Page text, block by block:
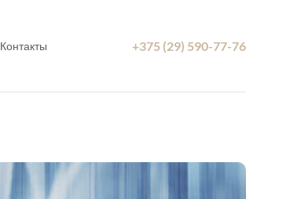
Контакты +375 (29) 590-77-76